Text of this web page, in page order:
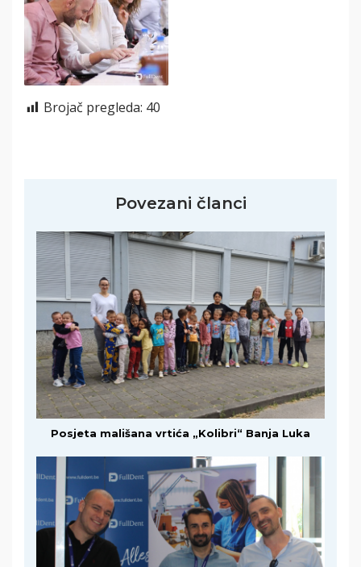
Brojač pregleda: 40
Povezani članci
Posjeta mališana vrtića „Kolibri“ Banja Luka